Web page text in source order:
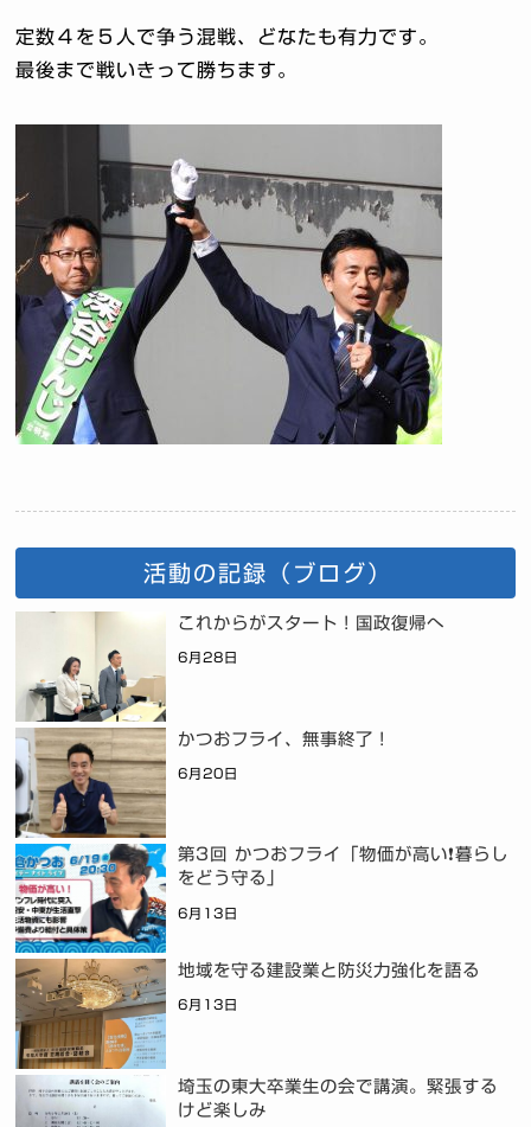
定数４を５人で争う混戦、どなたも有力です。
最後まで戦いきって勝ちます。
活動の記録（ブログ）
これからがスタート！国政復帰へ
6月28日
かつおフライ、無事終了！
6月20日
第3回 かつおフライ「物価が高い❗暮らし
をどう守る」
6月13日
地域を守る建設業と防災力強化を語る
6月13日
埼玉の東大卒業生の会で講演。緊張する
けど楽しみ